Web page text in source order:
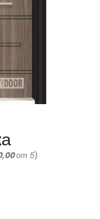
от 5)